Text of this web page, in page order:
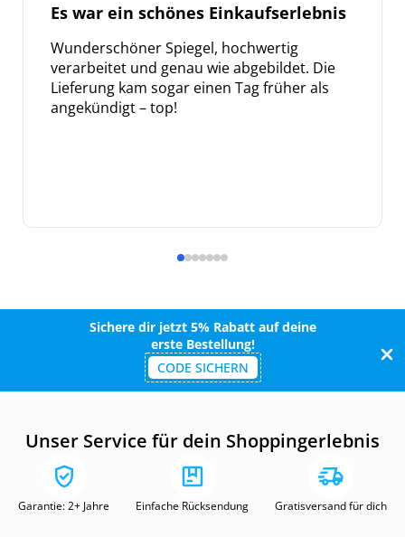
Es war ein schönes Einkaufserlebnis
Wunderschöner Spiegel, hochwertig
verarbeitet und genau wie abgebildet. Die
Lieferung kam sogar einen Tag früher als
angekündigt – top!
Sichere dir jetzt 5% Rabatt auf deine
erste Bestellung!
CODE SICHERN
Unser Service für dein Shoppingerlebnis
Garantie: 2+ Jahre Einfache Rücksendung Gratisversand für dich